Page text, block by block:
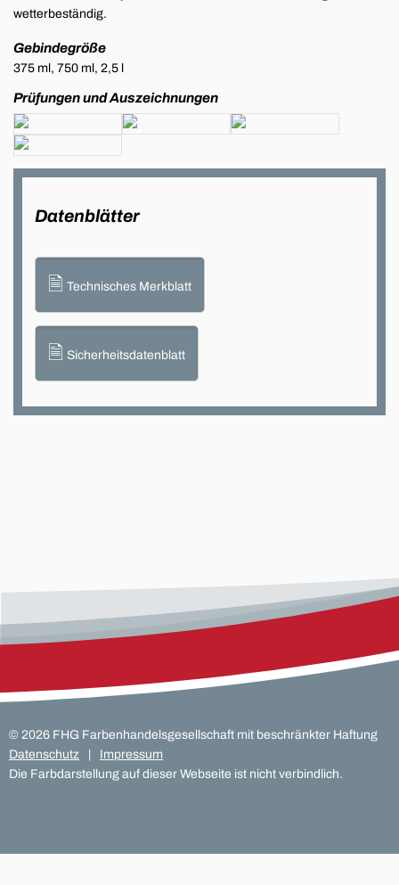
wetterbeständig.
Gebindegröße
375 ml, 750 ml, 2,5 l
Prüfungen und Auszeichnungen
Datenblätter
🗎 Technisches Merkblatt
🗎 Sicherheitsdatenblatt
© 2026 FHG Farbenhandelsgesellschaft mit beschränkter Haftung
Datenschutz
Impressum
Die Farbdarstellung auf dieser Webseite ist nicht verbindlich.